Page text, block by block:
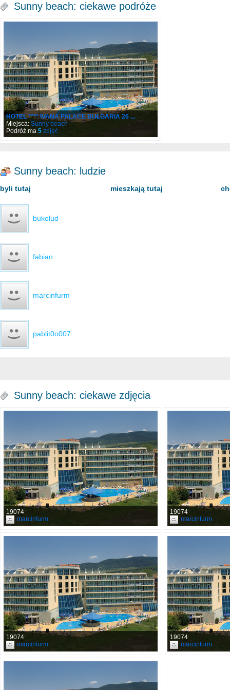
Sunny beach: ciekawe podróże
HOTEL **** IVANA PALACE BUŁGARIA 26 ...
Miejsca: Sunny beach
Podróż ma 5 zdjęć
Sunny beach: ludzie
byli tutaj
bukolud
fabian
marcinfurm
pablit0o007
mieszkają tutaj
Sunny beach: ciekawe zdjęcia
19074
marcinfurm
19074
marcinfurm
19074
marcinfurm
19074
marcinfurm